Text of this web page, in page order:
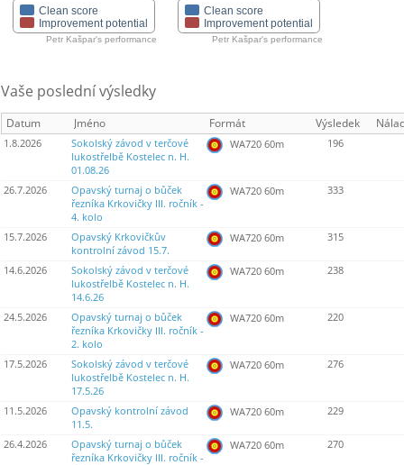
Clean score
Improvement potential
Petr Kašpar's performance
Clean score
Improvement potential
Petr Kašpar's performance
Vaše poslední výsledky
Datum Jméno Formát Výsledek
1.8.2026
Sokolský závod v terčové
lukostřelbě Kostelec n. H.
01.08.26
WA720 60m 196
26.7.2026
Opavský turnaj o bůček
řezníka Krkovičky III. ročník -
4. kolo
WA720 60m 333
15.7.2026
Opavský Krkovičkův
kontrolní závod 15.7.
WA720 60m 315
14.6.2026
Sokolský závod v terčové
lukostřelbě Kostelec n. H.
14.6.26
WA720 60m 238
24.5.2026
Opavský turnaj o bůček
řezníka Krkovičky III. ročník -
2. kolo
WA720 60m 220
17.5.2026
Sokolský závod v terčové
lukostřelbě Kostelec n. H.
17.5.26
WA720 60m 276
11.5.2026
Opavský kontrolní závod
11.5.
WA720 60m 229
26.4.2026
Opavský turnaj o bůček
řezníka Krkovičky III. ročník -
WA720 60m 270